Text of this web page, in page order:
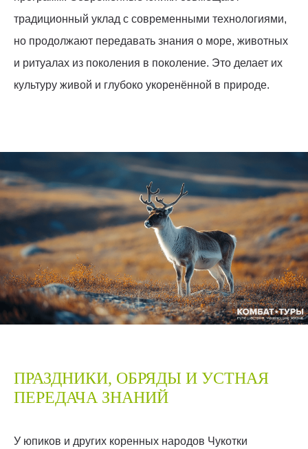
традиционный уклад с современными технологиями,
но продолжают передавать знания о море, животных
и ритуалах из поколения в поколение. Это делает их
культуру живой и глубоко укоренённой в природе.
ПРАЗДНИКИ, ОБРЯДЫ И УСТНАЯ
ПЕРЕДАЧА ЗНАНИЙ
У юпиков и других коренных народов Чукотки